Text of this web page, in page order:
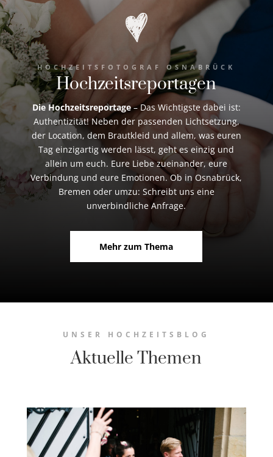
HOCHZEITSFOTOGRAF OSNABRÜCK
Hochzeitsreportagen
Die Hochzeitsreportage– Das Wichtigste dabei ist:
Authentizität! Neben der passenden Lichtsetzung,
der Location, dem Brautkleid und allem, was euren
Tag einzigartig werden lässt, geht es einzig und
allein um euch. Eure Liebe zueinander, eure
Verbindung und eure Emotionen. Ob in Osnabrück,
Bremen oder umzu: Schreibt uns eine
unverbindliche Anfrage.
Mehr zum Thema
UNSER HOCHZEITSBLOG
Aktuelle Themen